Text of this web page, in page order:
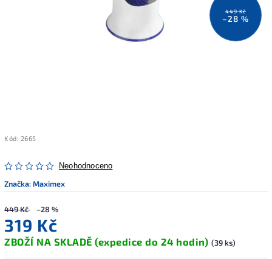
449 Kč
–28 %
Kód: 2665
Neohodnoceno
Značka:Maximex
449 Kč –28 %
319 Kč
ZBOŽÍ NA SKLADĚ (expedice do 24 hodin) (39 ks)